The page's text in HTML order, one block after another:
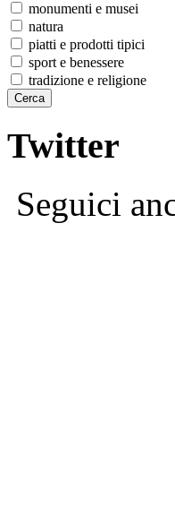
monumenti e musei
natura
piatti e prodotti tipici
sport e benessere
tradizione e religione
Twitter
Seguici